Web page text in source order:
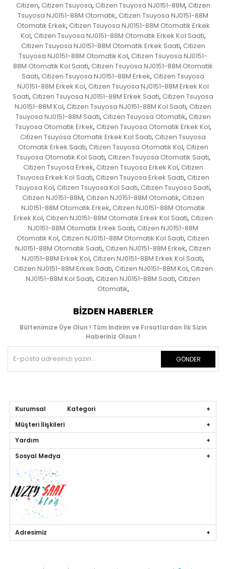
Citizen, Citizen Tsuyosa, Citizen Tsuyosa NJ0151-88M, Citizen
Tsuyosa NJ0151-88M Otomatik, Citizen Tsuyosa NJ0151-88M
Otomatik Erkek, Citizen Tsuyosa NJ0151-88M Otomatik Erkek
Kol, Citizen Tsuyosa NJ0151-88M Otomatik Erkek Kol Saati,
Citizen Tsuyosa NJ0151-88M Otomatik Erkek Saati, Citizen
Tsuyosa NJ0151-88M Otomatik Kol, Citizen Tsuyosa NJ0151-
88M Otomatik Kol Saati, Citizen Tsuyosa NJ0151-88M Otomatik
Saati, Citizen Tsuyosa NJ0151-88M Erkek, Citizen Tsuyosa
NJ0151-88M Erkek Kol, Citizen Tsuyosa NJ0151-88M Erkek Kol
Saati, Citizen Tsuyosa NJ0151-88M Erkek Saati, Citizen Tsuyosa
NJ0151-88M Kol, Citizen Tsuyosa NJ0151-88M Kol Saati, Citizen
Tsuyosa NJ0151-88M Saati, Citizen Tsuyosa Otomatik, Citizen
Tsuyosa Otomatik Erkek, Citizen Tsuyosa Otomatik Erkek Kol,
Citizen Tsuyosa Otomatik Erkek Kol Saati, Citizen Tsuyosa
Otomatik Erkek Saati, Citizen Tsuyosa Otomatik Kol, Citizen
Tsuyosa Otomatik Kol Saati, Citizen Tsuyosa Otomatik Saati,
Citizen Tsuyosa Erkek, Citizen Tsuyosa Erkek Kol, Citizen
Tsuyosa Erkek Kol Saati, Citizen Tsuyosa Erkek Saati, Citizen
Tsuyosa Kol, Citizen Tsuyosa Kol Saati, Citizen Tsuyosa Saati,
Citizen NJ0151-88M, Citizen NJ0151-88M Otomatik, Citizen
NJ0151-88M Otomatik Erkek, Citizen NJ0151-88M Otomatik
Erkek Kol, Citizen NJ0151-88M Otomatik Erkek Kol Saati, Citizen
NJ0151-88M Otomatik Erkek Saati, Citizen NJ0151-88M
Otomatik Kol, Citizen NJ0151-88M Otomatik Kol Saati, Citizen
NJ0151-88M Otomatik Saati, Citizen NJ0151-88M Erkek, Citizen
NJ0151-88M Erkek Kol, Citizen NJ0151-88M Erkek Kol Saati,
Citizen NJ0151-88M Erkek Saati, Citizen NJ0151-88M Kol, Citizen
NJ0151-88M Kol Saati, Citizen NJ0151-88M Saati, Citizen
Otomatik,
BIZDEN HABERLER
Bültenimize Üye Olun ! Tüm İndirim ve Fırsatlardan İlk Sizin
Haberiniz Olsun !
GÖNDER
Kurumsal Kategori
Müşteri İlişkileri
Yardım
Sosyal Medya
Adresimiz